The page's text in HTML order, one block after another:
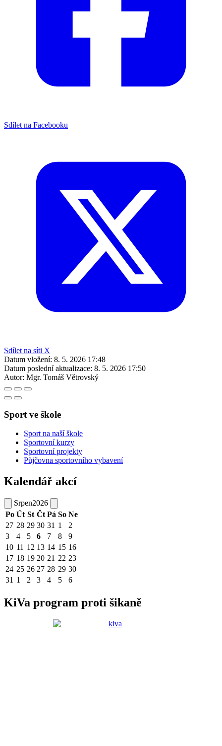
Sdílet na Facebooku
Sdílet na síti X
Datum vložení: 8. 5. 2026 17:48
Datum poslední aktualizace: 8. 5. 2026 17:50
Autor: Mgr. Tomáš Větrovský
Sport ve škole
Sport na naší škole
Sportovní kurzy
Sportovní projekty
Půjčovna sportovního vybavení
Kalendář akcí
Srpen2026
Po Út St Čt Pá So Ne
27 28 29 30 31 1
2
3
4 5 6 7 8
9
10 11 12 13 14 15 16
17 18 19 20 21 22 23
24 25 26 27 28 29 30
31 1 2 3 4 5 6
KiVa program proti šikaně